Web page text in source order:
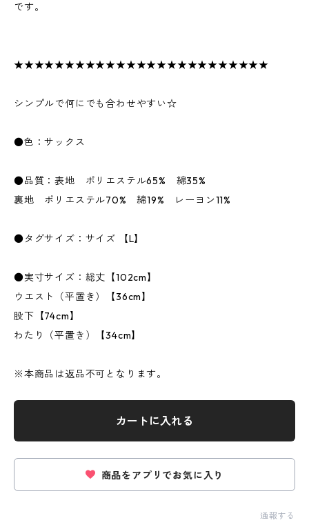
です。
★★★★★★★★★★★★★★★★★★★★★★★★★
シンプルで何にでも合わせやすい☆
●色：サックス
●品質：表地 ポリエステル65% 綿35%
裏地 ポリエステル70% 綿19% レーヨン11%
●タグサイズ：サイズ 【L】
●実寸サイズ：総丈【102cm】
ウエスト（平置き）【36cm】
股下【74cm】
わたり（平置き）【34cm】
※本商品は返品不可となります。
カートに入れる
商品をアプリでお気に入り
通報する